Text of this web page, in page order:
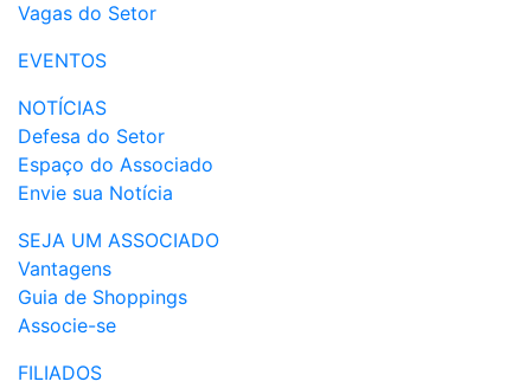
Vagas do Setor
EVENTOS
NOTÍCIAS
Defesa do Setor
Espaço do Associado
Envie sua Notícia
SEJA UM ASSOCIADO
Vantagens
Guia de Shoppings
Associe-se
FILIADOS